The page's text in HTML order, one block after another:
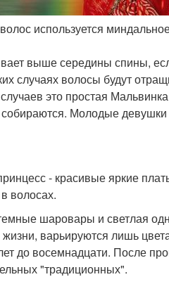
используется
выше середины спины,
случаях волосы будут
это простая
Молодые
- красивые яркие
волосах.
шаровары и светлая
варьируются лишь
до восемнадцати. После
"традиционных".